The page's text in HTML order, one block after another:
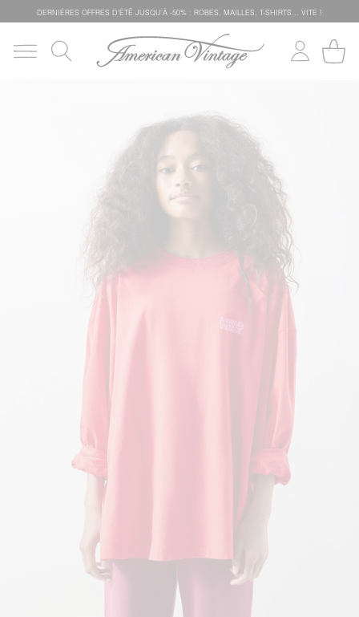
DERNIÈRES OFFRES D'ÉTÊ JUSQU'À -50% : ROBES, MAILLES, T-SHIRTS... VITE !